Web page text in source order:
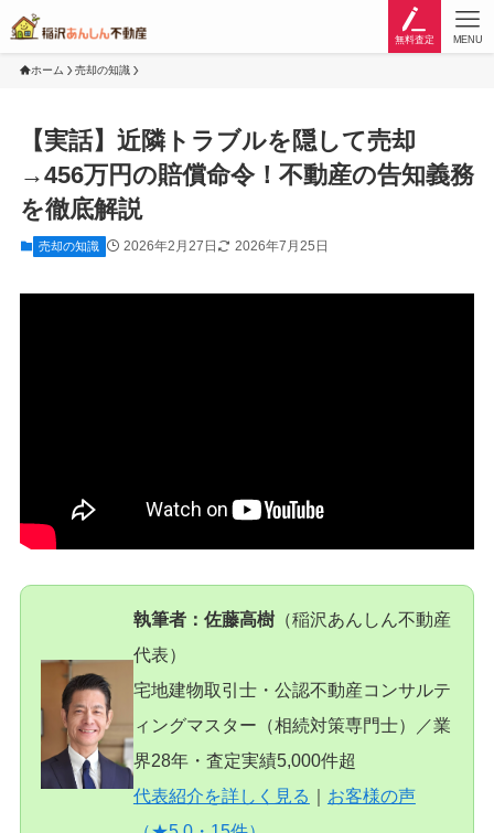
無料査定 MENU
ホーム 売却の知識
【実話】近隣トラブルを隠して売却
→456万円の賠償命令！不動産の告知義務
を徹底解説
売却の知識 2026年2月27日 2026年7月25日
執筆者：佐藤高樹（稲沢あんしん不動産
代表）
宅地建物取引士・公認不動産コンサルテ
ィングマスター（相続対策専門士）／業
界28年・査定実績5,000件超
代表紹介を詳しく見る ｜ お客様の声